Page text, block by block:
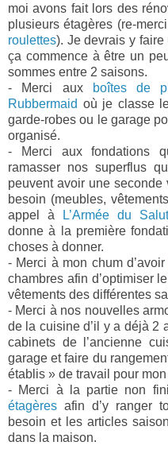
moi avons fait lors des
plusieurs étagères (re-
roulettes). Je devrais y faire
ça commence à être un
sommes entre 2 saisons.
- Merci aux
boîtes de
Rubbermaid où je classe
garde-robes ou le garage
organisé.
- Merci aux fondations
ramasser nos superflus
peuvent avoir une
besoin (meubles,
appel à
L’Armée du Salut
donne à la première
choses à donner.
- Merci à mon chum d’avoir
chambres afin d’optimiser
vêtements des différentes
- Merci à nos nouvelles
de la cuisine d’il y a déjà 2
cabinets de l’ancienne
garage et faire du
établis » de travail pour
- Merci à la partie non
étagères afin d’y ranger
besoin et les articles
dans la maison.